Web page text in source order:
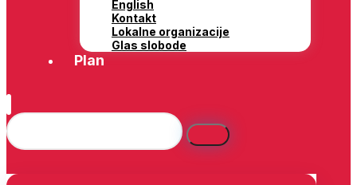
English
Kontakt
Lokalne organizacije
Glas slobode
Plan